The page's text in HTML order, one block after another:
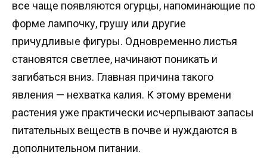
все чаще появляются огурцы, напоминающие по
форме лампочку, грушу или другие
причудливые фигуры. Одновременно листья
становятся светлее, начинают поникать и
загибаться вниз. Главная причина такого
явления — нехватка калия. К этому времени
растения уже практически исчерпывают запасы
питательных веществ в почве и нуждаются в
дополнительном питании.